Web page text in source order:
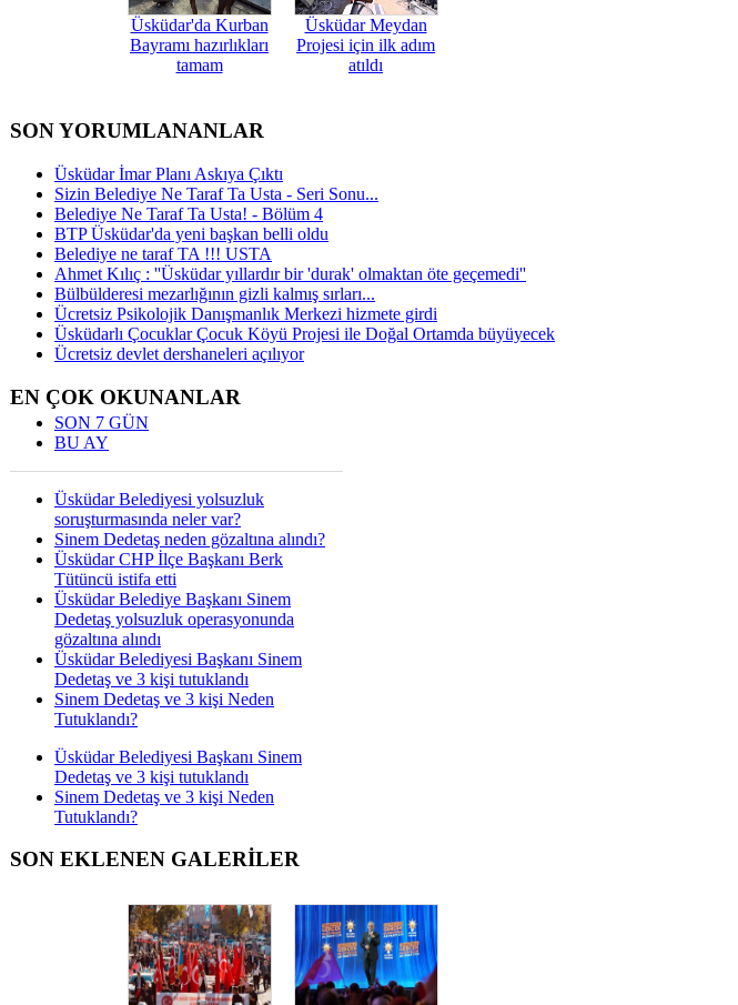
Üsküdar'da Kurban
Bayramı hazırlıkları
tamam
Üsküdar Meydan
Projesi için ilk adım
atıldı
SON YORUMLANANLAR
Üsküdar İmar Planı Askıya Çıktı
Sizin Belediye Ne Taraf Ta Usta - Seri Sonu...
Belediye Ne Taraf Ta Usta! - Bölüm 4
BTP Üsküdar'da yeni başkan belli oldu
Belediye ne taraf TA !!! USTA
Ahmet Kılıç : ''Üsküdar yıllardır bir 'durak' olmaktan öte geçemedi''
Bülbülderesi mezarlığının gizli kalmış sırları...
Ücretsiz Psikolojik Danışmanlık Merkezi hizmete girdi
Üsküdarlı Çocuklar Çocuk Köyü Projesi ile Doğal Ortamda büyüyecek
Ücretsiz devlet dershaneleri açılıyor
EN ÇOK OKUNANLAR
SON 7 GÜN
BU AY
Üsküdar Belediyesi yolsuzluk
soruşturmasında neler var?
Sinem Dedetaş neden gözaltına alındı?
Üsküdar CHP İlçe Başkanı Berk
Tütüncü istifa etti
Üsküdar Belediye Başkanı Sinem
Dedetaş yolsuzluk operasyonunda
gözaltına alındı
Üsküdar Belediyesi Başkanı Sinem
Dedetaş ve 3 kişi tutuklandı
Sinem Dedetaş ve 3 kişi Neden
Tutuklandı?
Üsküdar Belediyesi Başkanı Sinem
Dedetaş ve 3 kişi tutuklandı
Sinem Dedetaş ve 3 kişi Neden
Tutuklandı?
SON EKLENEN GALERİLER